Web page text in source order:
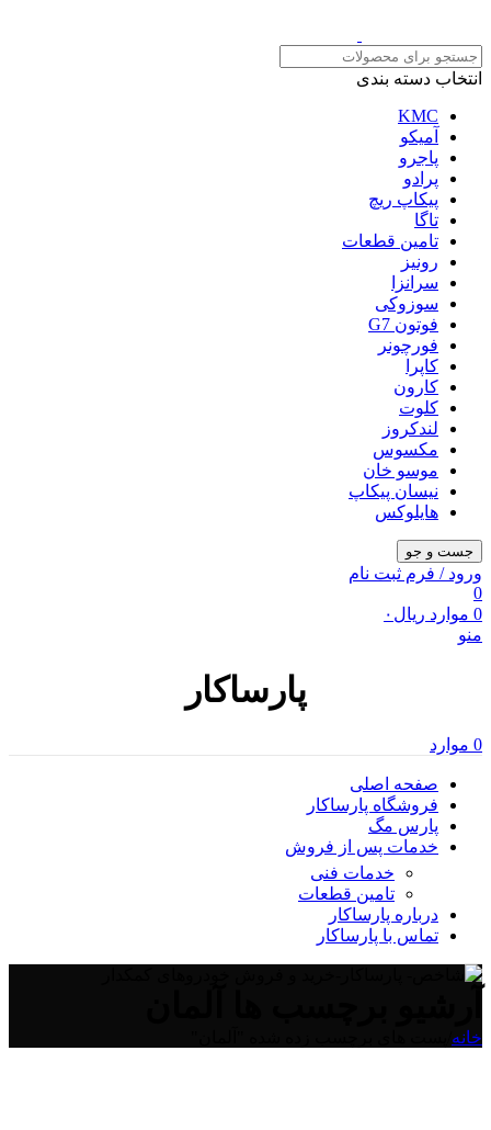
انتخاب دسته بندی
KMC
آمیکو
پاجرو
پرادو
پیکاپ ریچ
تاگا
تامین قطعات
رونیز
سرانزا
سوزوکی
فوتون G7
فورچونر
کاپرا
کارون
کلوت
لندکروز
مکسوس
موسو خان
نیسان پیکاپ
هایلوکس
جست و جو
ورود / فرم ثبت نام
0
0 موارد ریال ۰
منو
پارساکار
0 موارد
صفحه اصلی
فروشگاه پارساکار
پارس مگ
خدمات پس از فروش
خدمات فنی
تامین قطعات
درباره پارساکار
تماس با پارساکار
خانه